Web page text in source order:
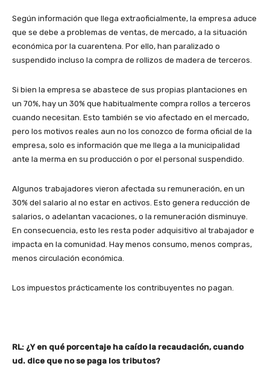
Según información que llega extraoficialmente, la empresa aduce
que se debe a problemas de ventas, de mercado, a la situación
económica por la cuarentena. Por ello, han paralizado o
suspendido incluso la compra de rollizos de madera de terceros.
Si bien la empresa se abastece de sus propias plantaciones en
un 70%, hay un 30% que habitualmente compra rollos a terceros
cuando necesitan. Esto también se vio afectado en el mercado,
pero los motivos reales aun no los conozco de forma oficial de la
empresa, solo es información que me llega a la municipalidad
ante la merma en su producción o por el personal suspendido.
Algunos trabajadores vieron afectada su remuneración, en un
30% del salario al no estar en activos. Esto genera reducción de
salarios, o adelantan vacaciones, o la remuneración disminuye.
En consecuencia, esto les resta poder adquisitivo al trabajador e
impacta en la comunidad. Hay menos consumo, menos compras,
menos circulación económica.
Los impuestos prácticamente los contribuyentes no pagan.
RL: ¿Y en qué porcentaje ha caído la recaudación, cuando
ud. dice que no se paga los tributos?